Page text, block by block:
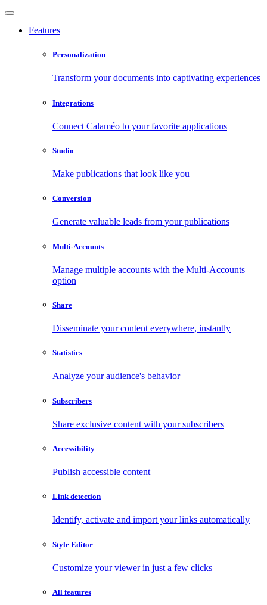
Features
Personalization
Transform your documents into captivating experiences
Integrations
Connect Calaméo to your favorite applications
Studio
Make publications that look like you
Conversion
Generate valuable leads from your publications
Multi-Accounts
Manage multiple accounts with the Multi-Accounts
option
Share
Disseminate your content everywhere, instantly
Statistics
Analyze your audience's behavior
Subscribers
Share exclusive content with your subscribers
Accessibility
Publish accessible content
Link detection
Identify, activate and import your links automatically
Style Editor
Customize your viewer in just a few clicks
All features